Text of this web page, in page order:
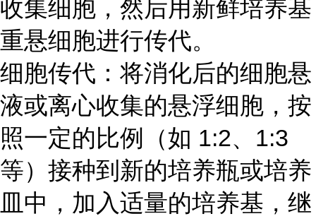
收集细胞，然后用新鲜培养基
重悬细胞进行传代。
细胞传代：将消化后的细胞悬
液或离心收集的悬浮细胞，按
照一定的比例（如 1:2、1:3
等）接种到新的培养瓶或培养
皿中，加入适量的培养基，继